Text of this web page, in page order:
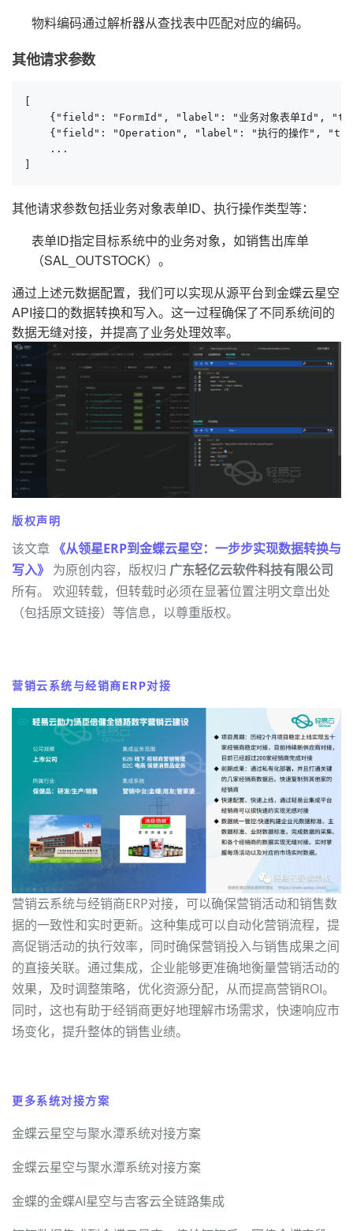
物料编码通过解析器从查找表中匹配对应的编码。
其他请求参数
[
{"field": "FormId", "label": "业务对象表单Id",
{"field": "Operation", "label": "执行的操作",
    ...
]
其他请求参数包括业务对象表单ID、执行操作类型等：
表单ID指定目标系统中的业务对象，如销售出库单
（SAL_OUTSTOCK）。
通过上述元数据配置，我们可以实现从源平台到金蝶云星空
API接口的数据转换和写入。这一过程确保了不同系统间的
数据无缝对接，并提高了业务处理效率。
版权声明
该文章 《从领星ERP到金蝶云星空：一步步实现数据转换与
写入》 为原创内容，版权归 广东轻亿云软件科技有限公司
所有。 欢迎转载，但转载时必须在显著位置注明文章出处
（包括原文链接）等信息，以尊重版权。
营销云系统与经销商ERP对接
营销云系统与经销商ERP对接，可以确保营销活动和销售数
据的一致性和实时更新。这种集成可以自动化营销流程，提
高促销活动的执行效率，同时确保营销投入与销售成果之间
的直接关联。通过集成，企业能够更准确地衡量营销活动的
效果，及时调整策略，优化资源分配，从而提高营销ROI。
同时，这也有助于经销商更好地理解市场需求，快速响应市
场变化，提升整体的销售业绩。
更多系统对接方案
金蝶云星空与聚水潭系统对接方案
金蝶云星空与聚水潭系统对接方案
金蝶的金蝶AI星空与吉客云全链路集成